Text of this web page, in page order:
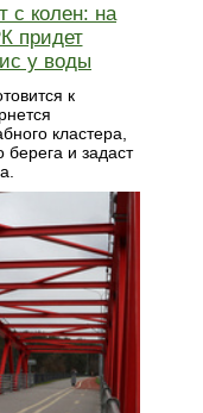
с колен: на
придет
у воды
к
кластера,
берега и задаст